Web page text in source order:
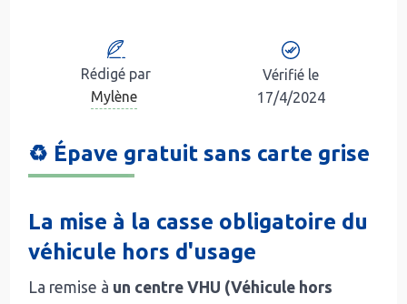
Rédigé par
Mylène
Vérifié le
17/4/2024
♻️ Épave gratuit sans carte grise
La mise à la casse obligatoire du
véhicule hors d'usage
La remise à un centre VHU (Véhicule hors